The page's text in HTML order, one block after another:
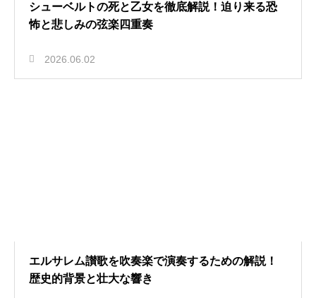
シューベルトの死と乙女を徹底解説！迫り来る恐
怖と悲しみの弦楽四重奏
2026.06.02
エルサレム讃歌を吹奏楽で演奏するための解説！
歴史的背景と壮大な響き